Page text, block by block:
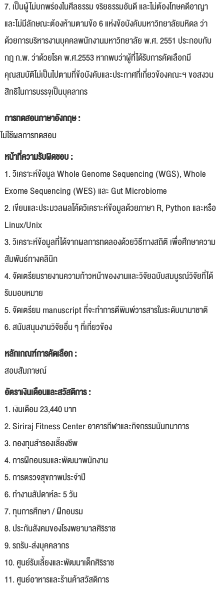
7. เป็นผู้ไม่บกพร่องในศีลธรรม จริยธรรมอันดี และไม่ต้องโทษคดีอาญา
และไม่มีลักษณะต้องห้ามตามข้อ 6 แห่งข้อบังคับมหาวิทยาลัยมหิดล ว่า
ด้วยการบริหารงานบุคคลพนักงานมหาวิทยาลัย พ.ศ. 2551 ประกอบกับ
กฎ ก.พ. ว่าด้วยโรค พ.ศ.2553 หากพบว่าผู้ที่ได้รับการคัดเลือกมี
คุณสมบัติไม่เป็นไปตามที่ข้อบังคับและประกาศที่เกี่ยวข้องคณะฯ ขอสงวน
สิทธิในการบรรจุเป็นบุคลากร
การทดสอบภาษาอังกฤษ :
ม่ใช้ผลการทดสอบ
หน้าที่ความรับผิดชอบ :
1. วิเคราะห์ข้อมูล Whole Genome Sequencing (WGS), Whole
Exome Sequencing (WES) และ Gut Microbiome
2. เขียนและประมวลผลโค้ดวิเคราะห์ข้อมูลด้วยภาษา R, Python และหรือ
Linux/Unix
3. วิเคราะห์ข้อมูลที่ได้จากผลการทดลองด้วยวิธีทางสถิติ เพื่อศึกษาความ
สัมพันธ์ทางคลินิก
4. จัดเตรียมรายงานความก้าวหน้าของงานและวิจัยฉบับสมบูรณ์วิจัยที่ได้
รับมอบหมาย
5. จัดเตรียม manuscript ที่จะทำการตีพิมพ์วารสารในระดับนานาชาติ
6. สนับสนุนงานวิจัยอื่น ๆ ที่เกี่ยวข้อง
หลักเกณฑ์การคัดเลือก :
สอบสัมภาษณ์
อัตราเงินเดือนและสวัสดิการ :
1. เงินเดือน 23,440 บาท
2. Siriraj Fitness Center อาคารกีฬาและกิจกรรมนันทนาการ
3. กองทุนสำรองเลี้ยงชีพ
4. การฝึกอบรมและพัฒนาพนักงาน
5. การตรวจสุขภาพประจำปี
6. ทำงานสัปดาห์ละ 5 วัน
7. ทุนการศึกษา / ฝึกอบรม
8. ประกันสังคมของโรงพยาบาลศิริราช
9. รถรับ-ส่งบุคคลากร
10. ศูนย์รับเลี้ยงและพัฒนาเด็กศิริราช
11. ศูนย์อาหารและร้านค้าสวัสดิการ